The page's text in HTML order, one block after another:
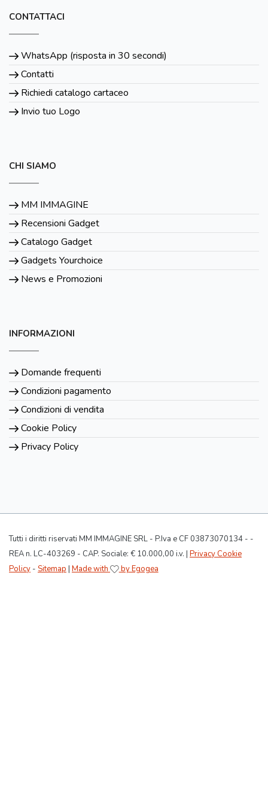
CONTATTACI
WhatsApp (risposta in 30 secondi)
Contatti
Richiedi catalogo cartaceo
Invio tuo Logo
CHI SIAMO
MM IMMAGINE
Recensioni Gadget
Catalogo Gadget
Gadgets Yourchoice
News e Promozioni
INFORMAZIONI
Domande frequenti
Condizioni pagamento
Condizioni di vendita
Cookie Policy
Privacy Policy
Tutti i diritti riservati MM IMMAGINE SRL - P.Iva e CF 03873070134 - -
REA n. LC-403269 - CAP. Sociale: € 10.000,00 i.v. | Privacy Cookie
Policy - Sitemap | Made with by Egogea